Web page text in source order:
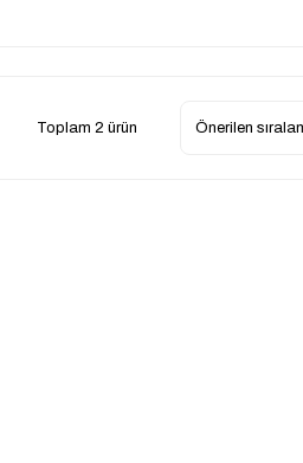
Toplam 2 ürün